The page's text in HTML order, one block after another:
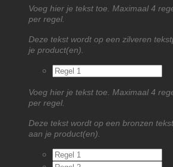
Voeg hier je tekst toe. Maximaal 4
per regel.
Deze tekst wordt op een zilveren
je product(en).
Voeg hier je tekst toe. Maximaal 4
per regel.
Deze tekst wordt op een bronzen
aan je product(en).